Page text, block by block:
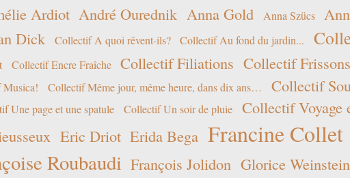
Ardiot André Ourednik Anna Gold Anna Szücs
Dick Collectif A quoi rêvent-ils? Collectif Au fond du jardin...
Collectif Encre Fraîche Collectif Filiations Collectif Frissons
Collectif Même jour, même heure, dans dix ans… Collectif
Une page et une spatule Collectif Un soir de pluie Collectif Voyage
Eric Driot Erida Bega Francine Collet
Roubaudi François Jolidon Glorice Weinstein